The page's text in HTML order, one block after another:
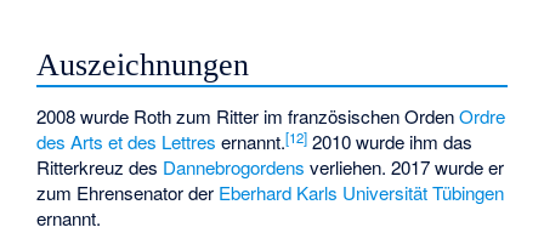
Auszeichnungen
2008 wurde Roth zum Ritter im französischen OrdenOrdre
des Arts et des Lettres ernannt.[12] 2010 wurde ihm das
Ritterkreuz des Dannebrogordens verliehen. 2017 wurde er
zum Ehrensenator der Eberhard Karls Universität Tübingen
ernannt.